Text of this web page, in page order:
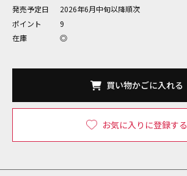
発売予定日
2026年6月中旬以降順次
ポイント
9
在庫
◎
買い物かごに入れる
お気に入りに登録する